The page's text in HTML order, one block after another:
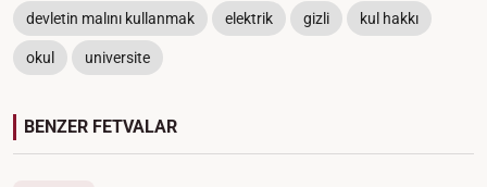
devletin malını kullanmak elektrik gizli kul hakkı
okul universite
BENZER FETVALAR